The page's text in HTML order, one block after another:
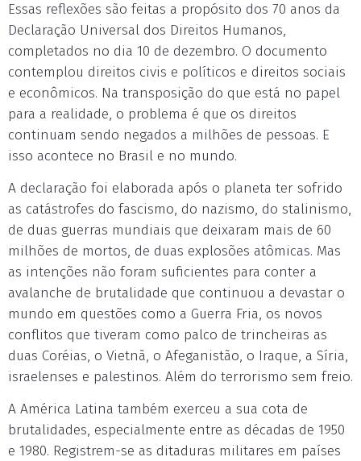
Essas reflexões são feitas a propósito dos 70 anos da
Declaração Universal dos Direitos Humanos,
completados no dia 10 de dezembro. O documento
contemplou direitos civis e políticos e direitos sociais
e econômicos. Na transposição do que está no papel
para a realidade, o problema é que os direitos
continuam sendo negados a milhões de pessoas. E
isso acontece no Brasil e no mundo.
A declaração foi elaborada após o planeta ter sofrido
as catástrofes do fascismo, do nazismo, do stalinismo,
de duas guerras mundiais que deixaram mais de 60
milhões de mortos, de duas explosões atômicas. Mas
as intenções não foram suficientes para conter a
avalanche de brutalidade que continuou a devastar o
mundo em questões como a Guerra Fria, os novos
conflitos que tiveram como palco de trincheiras as
duas Coréias, o Vietnã, o Afeganistão, o Iraque, a Síria,
israelenses e palestinos. Além do terrorismo sem freio.
A América Latina também exerceu a sua cota de
brutalidades, especialmente entre as décadas de 1950
e 1980. Registrem-se as ditaduras militares em países